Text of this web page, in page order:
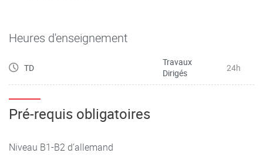
Heures d'enseignement
TD
Travaux
Dirigés
24h
Pré-requis obligatoires
Niveau B1-B2 d’allemand